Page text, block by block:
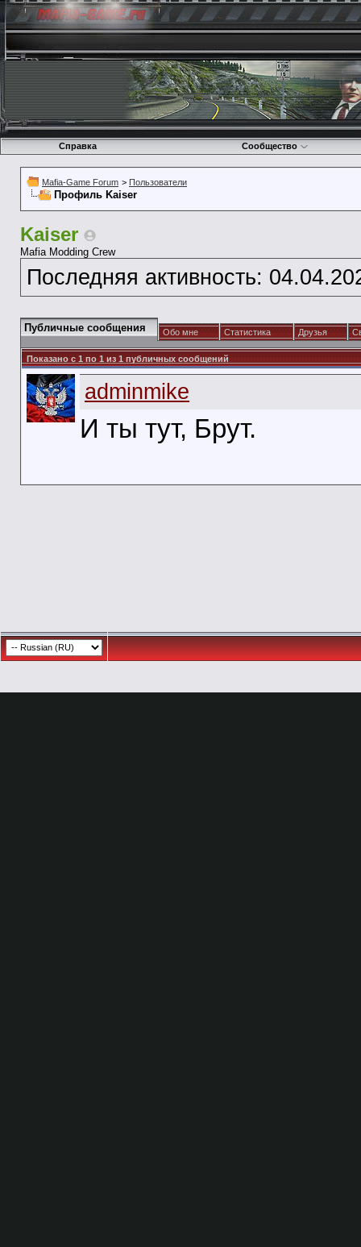
Справка Сообщество
Mafia-Game Forum > Пользователи
Профиль Kaiser
Kaiser
Mafia Modding Crew
Последняя активность:
Публичные сообщения Обо мне Статистика Друзья
Показано с 1 по1из1публичных сообщений
adminmike
И ты тут, Брут.